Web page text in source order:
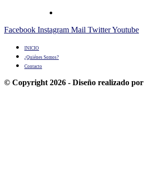
Facebook Instagram Mail TwitterYoutube
INICIO
¿Quiénes Somos?
Contacto
© Copyright 2026 - Diseño realizado por